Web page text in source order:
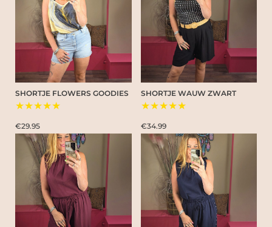
SHORTJE FLOWERS GOODIES
★★★★★
€29.95
SHORTJE WAUW ZWART
★★★★★
€34.99